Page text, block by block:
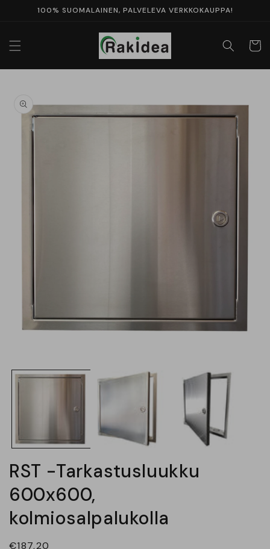
100% SUOMALAINEN, PALVELEVA VERKKOKAUPPA!
tuotetietoihin
modaalisessa
ikkunassa
RST -Tarkastusluukku
600x600,
kolmiosalpalukolla
Normaalihinta
€187,20